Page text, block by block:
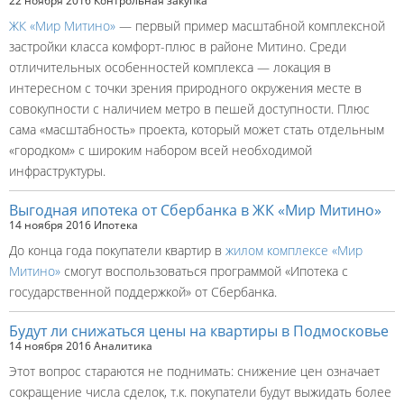
ЖК «Мир Митино» — первый пример масштабной комплексной
застройки класса комфорт-плюс в районе Митино. Среди
отличительных особенностей комплекса — локация в
интересном с точки зрения природного окружения месте в
совокупности с наличием метро в пешей доступности. Плюс
сама «масштабность» проекта, который может стать отдельным
«городком» с широким набором всей необходимой
инфраструктуры.
Выгодная ипотека от Сбербанка в ЖК «Мир Митино»
14 ноября 2016 Ипотека
До конца года покупатели квартир в жилом комплексе «Мир
Митино» смогут воспользоваться программой «Ипотека с
государственной поддержкой» от Сбербанка.
Будут ли снижаться цены на квартиры в Подмосковье
14 ноября 2016Аналитика
Этот вопрос стараются не поднимать: снижение цен означает
сокращение числа сделок, т.к. покупатели будут выжидать более